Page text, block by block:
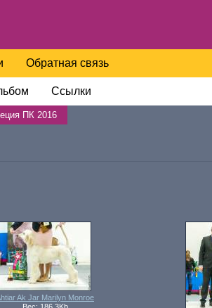
Ссылки
Обратная связь
ПК 2016
Ak Jar Marilyn Monroe